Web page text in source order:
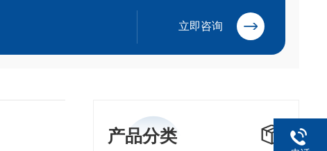
立即咨询
产品分类